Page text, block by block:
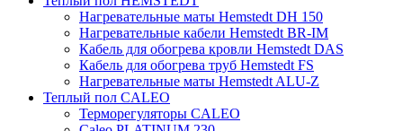
Нагревательные маты Hemstedt DH 150
Нагревательные кабели Hemstedt BR-IM
Кабель для обогрева кровли Hemstedt DAS
Кабель для обогрева труб Hemstedt FS
Нагревательные маты Hemstedt ALU-Z
Теплый пол CALEO
Терморегуляторы CALEO